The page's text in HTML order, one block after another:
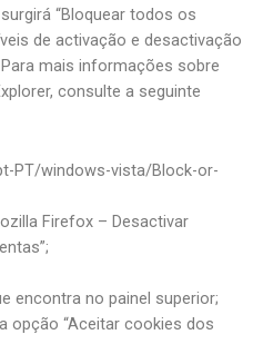
“Bloquear todos os
de activação e desactivação
mais informações sobre
consulte a seguinte
PT/windows-vista/Block-or-
Firefox – Desactivar
encontra no painel superior;
opção “Aceitar cookies dos